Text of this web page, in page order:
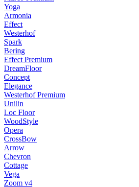
Yoga
Armonia
Effect
Westerhof
Spark
Bering
Effect Premium
DreamFloor
Concept
Elegance
Westerhof Premium
Unilin
Loc Floor
WoodStyle
Opera
CrossBow
Arrow
Chevron
Cottage
Vega
Zoom v4